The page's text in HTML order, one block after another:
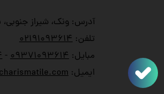
آدرس: ونک، شیراز جنوبی،
تلفن:
۰۲۱۹۱۰۹۳۶۱۴
مبایل:
۰۹۳۷۱۰۹۳۶۱۴ -
ایمیل: